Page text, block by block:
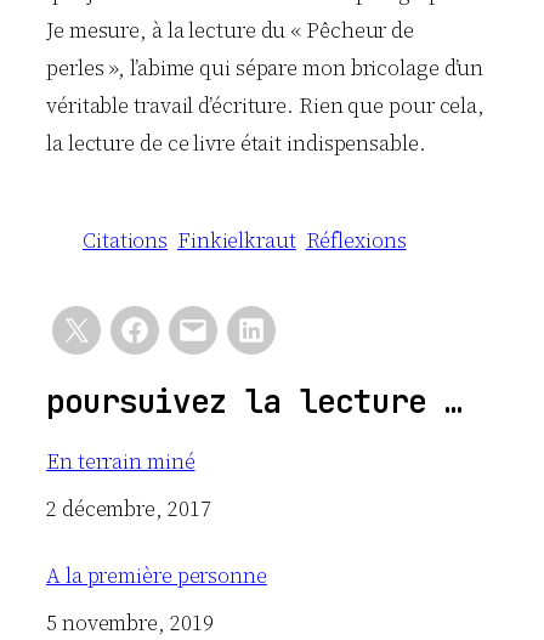
Je mesure, à la lecture du « Pêcheur de
perles », l’abime qui sépare mon bricolage d’un
véritable travail d’écriture. Rien que pour cela,
la lecture de ce livre était indispensable.
Citations Finkielkraut Réflexions
poursuivez la lecture …
En terrain miné
Date
2 décembre, 2017
A la première personne
Date
5 novembre, 2019